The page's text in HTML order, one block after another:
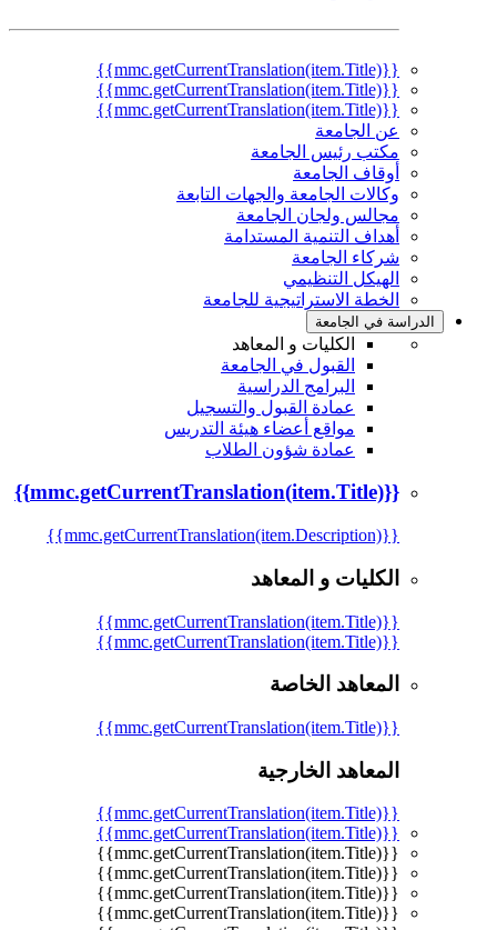
{{mmc.getCurrentTranslation(item.Title)}}
{{mmc.getCurrentTranslation(item.Title)}}
{{mmc.getCurrentTranslation(item.Title)}}
عن الجامعة
مكتب رئيس الجامعة
أوقاف الجامعة
وكالات الجامعة والجهات التابعة
مجالس ولجان الجامعة
أهداف التنمية المستدامة
شركاء الجامعة
الهيكل التنظيمي
الخطة الاستراتيجية للجامعة
الدراسة في الجامعة
الكليات و المعاهد
القبول في الجامعة
البرامج الدراسية
عمادة القبول والتسجيل
مواقع أعضاء هيئة التدريس
عمادة شؤون الطلاب
{{mmc.getCurrentTranslation(item.Title)}}
{{mmc.getCurrentTranslation(item.Description)}}
الكليات و المعاهد
{{mmc.getCurrentTranslation(item.Title)}}
{{mmc.getCurrentTranslation(item.Title)}}
المعاهد الخاصة
{{mmc.getCurrentTranslation(item.Title)}}
المعاهد الخارجية
{{mmc.getCurrentTranslation(item.Title)}}
{{mmc.getCurrentTranslation(item.Title)}}
{{mmc.getCurrentTranslation(item.Title)}}
{{mmc.getCurrentTranslation(item.Title)}}
{{mmc.getCurrentTranslation(item.Title)}}
{{mmc.getCurrentTranslation(item.Title)}}